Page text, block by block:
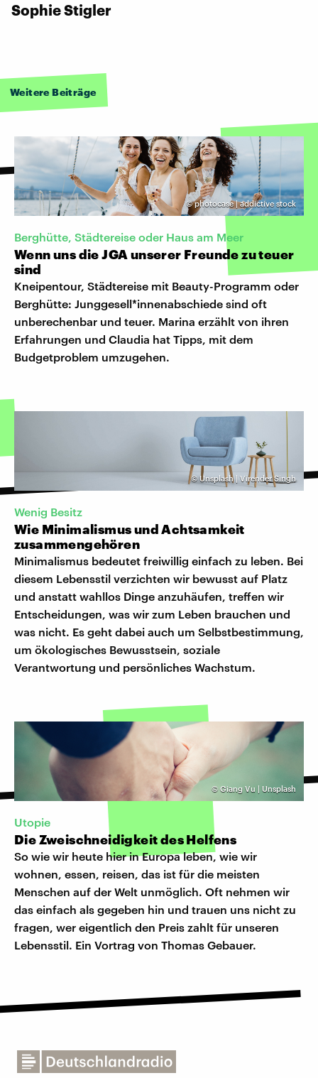
Sophie Stigler
Weitere Beiträge
©photocase | addictive stock
Berghütte, Städtereise oder Haus am Meer
Wenn uns die JGA unserer Freunde zu teuer
sind
Kneipentour, Städtereise mit Beauty-Programm oder
Berghütte: Junggesell*innenabschiede sind oft
unberechenbar und teuer. Marina erzählt von ihren
Erfahrungen und Claudia hat Tipps, mit dem
Budgetproblem umzugehen.
©Unsplash | Virender Singh
Wenig Besitz
Wie Minimalismus und Achtsamkeit
zusammengehören
Minimalismus bedeutet freiwillig einfach zu leben. Bei
diesem Lebensstil verzichten wir bewusst auf Platz
und anstatt wahllos Dinge anzuhäufen, treffen wir
Entscheidungen, was wir zum Leben brauchen und
was nicht. Es geht dabei auch um Selbstbestimmung,
um ökologisches Bewusstsein, soziale
Verantwortung und persönliches Wachstum.
© Giang Vu | Unsplash
Utopie
Die Zweischneidigkeit des Helfens
So wie wir heute hier in Europa leben, wie wir
wohnen, essen, reisen, das ist für die meisten
Menschen auf der Welt unmöglich. Oft nehmen wir
das einfach als gegeben hin und trauen uns nicht zu
fragen, wer eigentlich den Preis zahlt für unseren
Lebensstil. Ein Vortrag von Thomas Gebauer.